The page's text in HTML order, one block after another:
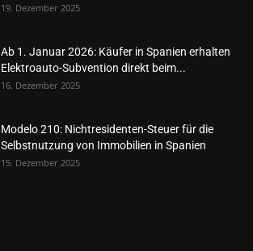
19. Dezember 2025
Ab 1. Januar 2026: Käufer in Spanien erhalten
Elektroauto-Subvention direkt beim...
16. Dezember 2025
Modelo 210: Nichtresidenten-Steuer für die
Selbstnutzung von Immobilien in Spanien
15. Dezember 2025